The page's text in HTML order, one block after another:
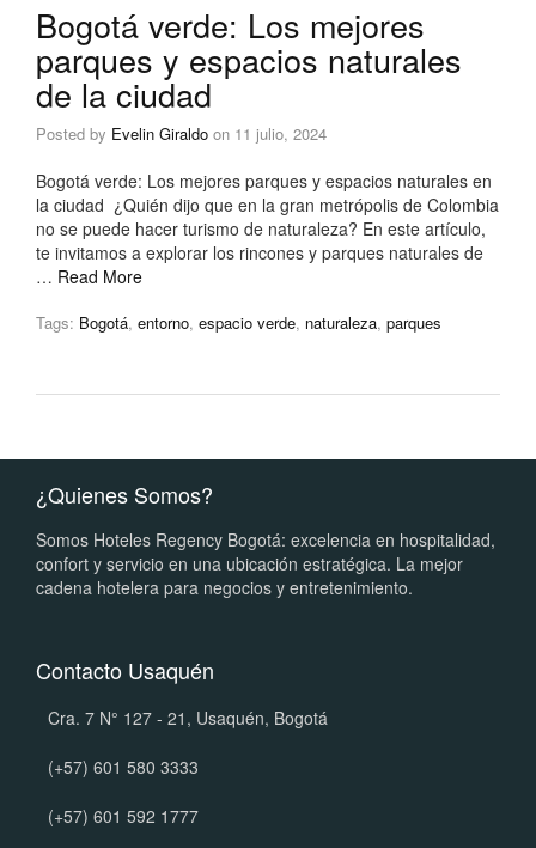
Bogotá verde: Los mejores
parques y espacios naturales
de la ciudad
Posted by Evelin Giraldo on 11 julio, 2024
Bogotá verde: Los mejores parques y espacios naturales en
la ciudad ¿Quién dijo que en la gran metrópolis de Colombia
no se puede hacer turismo de naturaleza? En este artículo,
te invitamos a explorar los rincones y parques naturales de
… Read More
Tags: Bogotá, entorno, espacio verde, naturaleza, parques
¿Quienes Somos?
Somos Hoteles Regency Bogotá: excelencia en hospitalidad,
confort y servicio en una ubicación estratégica. La mejor
cadena hotelera para negocios y entretenimiento.
Contacto Usaquén
Cra. 7 N° 127 - 21, Usaquén, Bogotá
(+57) 601 580 3333
(+57) 601 592 1777